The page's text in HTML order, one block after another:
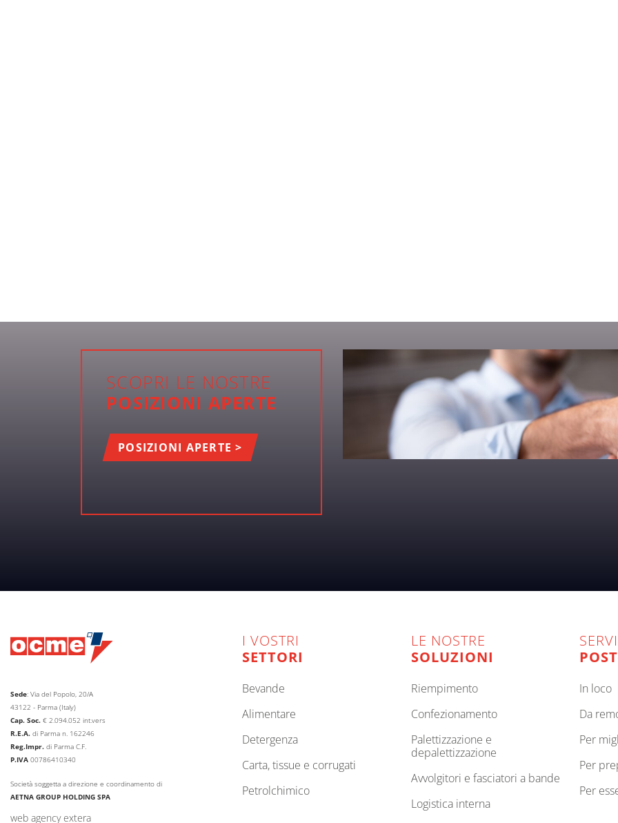
SCOPRI LE NOSTRE
POSIZIONI APERTE
POSIZIONI APERTE >
Sede: Via del Popolo, 20/A
43122 - Parma (Italy)
Cap. Soc. € 2.094.052 int.vers
R.E.A. di Parma n. 162246
Reg.Impr. di Parma C.F.
P.IVA 00786410340
Società soggetta a direzione e coordinamento di
AETNA GROUP HOLDING SPA
web agency extera
I VOSTRI
SETTORI
bevande
alimentare
detergenza
carta, tissue e corrugati
petrolchimico
LE NOSTRE
SOLUZIONI
riempimento
confezionamento
palettizzazione e
depalettizzazione
avvolgitori e fasciatori a bande
logistica interna
in loco
da
per
per
per